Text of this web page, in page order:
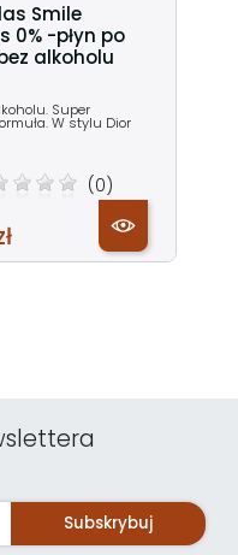
Smile
0% -płyn po
alkoholu
Super
W stylu Dior
(0)
Subskrybuj